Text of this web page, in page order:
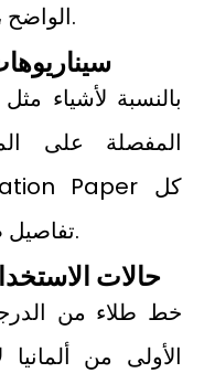
الواضح ، حتى لو كان يكلف أكثر مقدما.
بالنسبة لأشياء
المفصلة على
تفاصيل صغيرة بشكل مثالي أثناء النقل.
حالات
الأولى من